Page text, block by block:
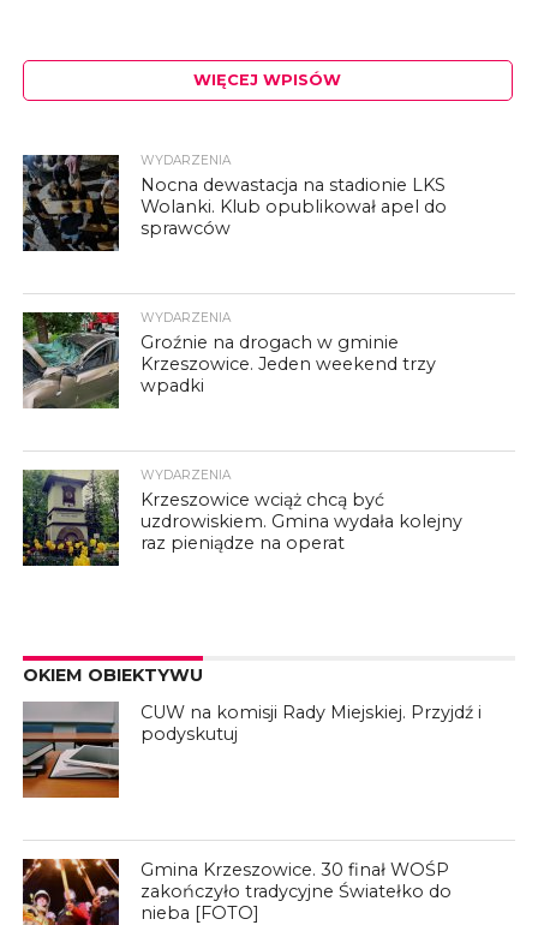
WIĘCEJ WPISÓW
WYDARZENIA
Nocna dewastacja na stadionie LKS
Wolanki. Klub opublikował apel do
sprawców
WYDARZENIA
Groźnie na drogach w gminie
Krzeszowice. Jeden weekend trzy
wpadki
WYDARZENIA
Krzeszowice wciąż chcą być
uzdrowiskiem. Gmina wydała kolejny
raz pieniądze na operat
OKIEM OBIEKTYWU
CUW na komisji Rady Miejskiej. Przyjdź i
podyskutuj
Gmina Krzeszowice. 30 finał WOŚP
zakończyło tradycyjne Światełko do
nieba [FOTO]